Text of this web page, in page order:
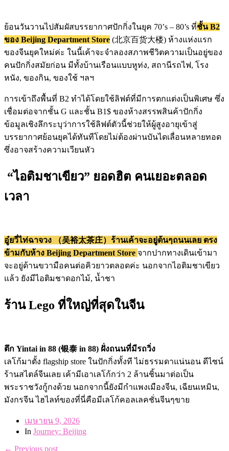
ย้อนวันวานไปสัมผัสบรรยากาศปักกิ่งในยุค 70’s – 80’s ที่ชั้น B2
ของ Beijing Department Store (北京百货大楼) ห้างแห่งแรก
ของจีนยุคใหม่ค่ะ ในนี้เค้าจะจำลองสภาพชีวิตความเป็นอยู่ของ
คนปักกิ่งสมัยก่อน มีทั้งบ้านเรือนแบบหูท่ง, สถานีรถไฟ, โรง
หนัง, ของกิน, ของใช้ ฯลฯ
การเข้าถึงพื้นที่ B2 ทำได้โดยใช้ลิฟต์ที่มีการตกแต่งเป็นพิเศษ ซึ่ง
เชื่อมต่อจากชั้น G และชั้น B1$ ของห้างสรรพสินค้าปักกิ่ง
ข้อมูลเชิงลึกระบุว่าการใช้ลิฟต์ตัวนี้ช่วยให้ผู้สูงอายุเข้าสู่
บรรยากาศย้อนยุคได้ทันทีโดยไม่ต้องผ่านบันไดเลื่อนหลายทอด
ซึ่งอาจสร้างความเวียนหัว
“ไอติมชาเขียว” ยอดฮิต คนเยอะตลอด
เวลา
อู๋ยวี่ไท่ฉาจวง （吴裕太茶庄）ร้านเค้าจะอยู่ต้นๆถนนเลย ตรง
ข้ามกับห้าง Beijing Department Store จากปากทางเดินเข้ามา
จะอยู่ด้านขวามือคนต่อคิวยาวตลอดค่ะ นอกจากไอติมชาเขียว
แล้ว ยังมีไอติมชาดอกไม้, น้ำชา
ร้าน Lego ที่ใหญ่ที่สุดในจีน
ตึก Yintai in 88 (银泰 in 88) ฝั่งถนนที่มีรถวิ่ง
เลโก้มาตั้ง flagship store ในปักกิ่งทั้งที ไม่ธรรมดาแน่นอน ดีไซน์
ร้านสไตล์จีนเลย เค้ามีเอาเลโก้กว่า 2 ล้านชิ้นมาต่อเป็น
พระราชวังกู้กงด้วย นอกจากนี้ยังมีกำแพงเมืองจีน, เฉียนเหมิน,
มังกรจีน ไฮไลท์ของที่นี่คือมีเลโก้คอลเลคชั่นจีนๆขาย
เมษายน 9, 2026
In Journey: Beijing
← Previous post